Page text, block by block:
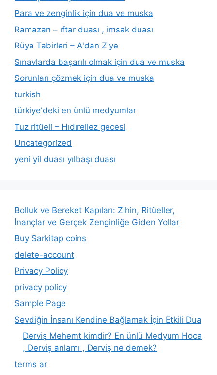
Para ve zenginlik için dua ve muska
Ramazan – ıftar duası , imsak duası
Rüya Tabirleri – A'dan Z'ye
Sınavlarda başarılı olmak için dua ve muska
Sorunları çözmek için dua ve muska
turkish
türkiye'deki en ünlü medyumlar
Tuz ritüeli – Hıdırellez gecesi
Uncategorized
yeni yil duası yılbaşı duası
Bolluk ve Bereket Kapıları: Zihin, Ritüeller,
İnançlar ve Gerçek Zenginliğe Giden Yollar
Buy Sarkitap coins
delete-account
Privacy Policy
privacy policy
Sample Page
Sevdiğin İnsanı Kendine Bağlamak İçin Etkili Dua
Derviş Mehemt kimdir? En ünlü Medyum Hoca
, Derviş anlamı , Derviş ne demek?
terms ar